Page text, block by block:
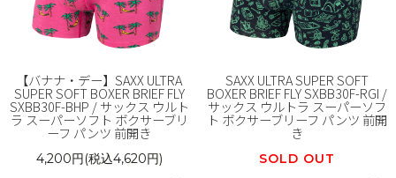
【バナナ・デー】SAXX ULTRA
SUPER SOFT BOXER BRIEF FLY
SXBB30F-BHP / サックス ウルト
ラ スーパーソフト ボクサーブリ
ーフ パンツ 前開き
4,200円(税込4,620円)
SAXX ULTRA SUPER SOFT
BOXER BRIEF FLY SXBB30F-RGI /
サックス ウルトラ スーパーソフ
ト ボクサーブリーフ パンツ 前開
き
SOLD OUT